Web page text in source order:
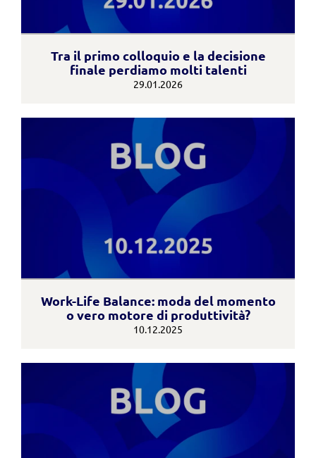
Tra il primo colloquio e la decisione
finale perdiamo molti talenti
29.01.2026
Work-Life Balance: moda del momento
o vero motore di produttività?
10.12.2025